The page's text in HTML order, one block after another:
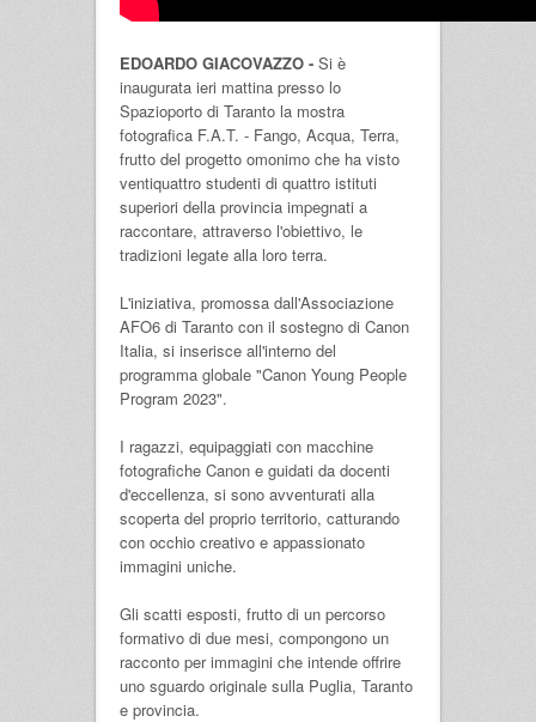
EDOARDO GIACOVAZZO - Si è
inaugurata ieri mattina presso lo
Spazioporto di Taranto la mostra
fotografica F.A.T. - Fango, Acqua, Terra,
frutto del progetto omonimo che ha visto
ventiquattro studenti di quattro istituti
superiori della provincia impegnati a
raccontare, attraverso l'obiettivo, le
tradizioni legate alla loro terra.
L'iniziativa, promossa dall'Associazione
AFO6 di Taranto con il sostegno di Canon
Italia, si inserisce all'interno del
programma globale "Canon Young People
Program 2023".
I ragazzi, equipaggiati con macchine
fotografiche Canon e guidati da docenti
d'eccellenza, si sono avventurati alla
scoperta del proprio territorio, catturando
con occhio creativo e appassionato
immagini uniche.
Gli scatti esposti, frutto di un percorso
formativo di due mesi, compongono un
racconto per immagini che intende offrire
uno sguardo originale sulla Puglia, Taranto
e provincia.